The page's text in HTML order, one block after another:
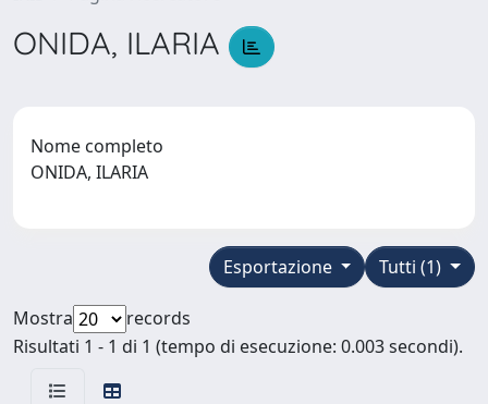
ONIDA, ILARIA
Nome completo
ONIDA, ILARIA
Tutti (1)
Esportazione
Mostra
records
Risultati 1 - 1 di 1 (tempo di esecuzione: 0.003 secondi).